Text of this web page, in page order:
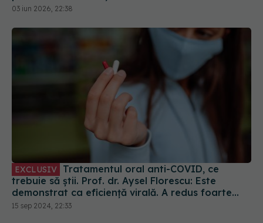
03 iun 2026, 22:38
EXCLUSIV
trebuie să știi. Prof. dr. Aysel Florescu: Este
demonstrat ca eficiență virală. A redus foarte
mult riscul de spitalizare
15 sep 2024, 22:33